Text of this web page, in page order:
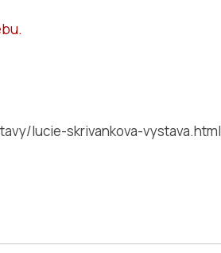
lucie-skrivankova-vystava.html